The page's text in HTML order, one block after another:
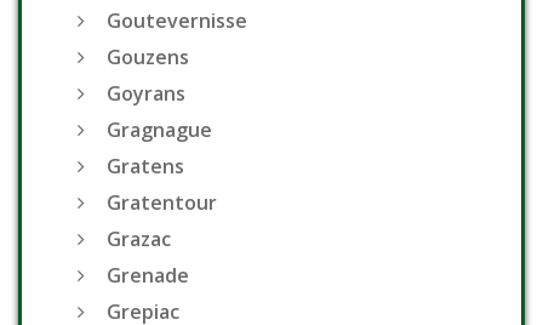
Goutevernisse
Gouzens
Goyrans
Gragnague
Gratens
Gratentour
Grazac
Grenade
Grepiac